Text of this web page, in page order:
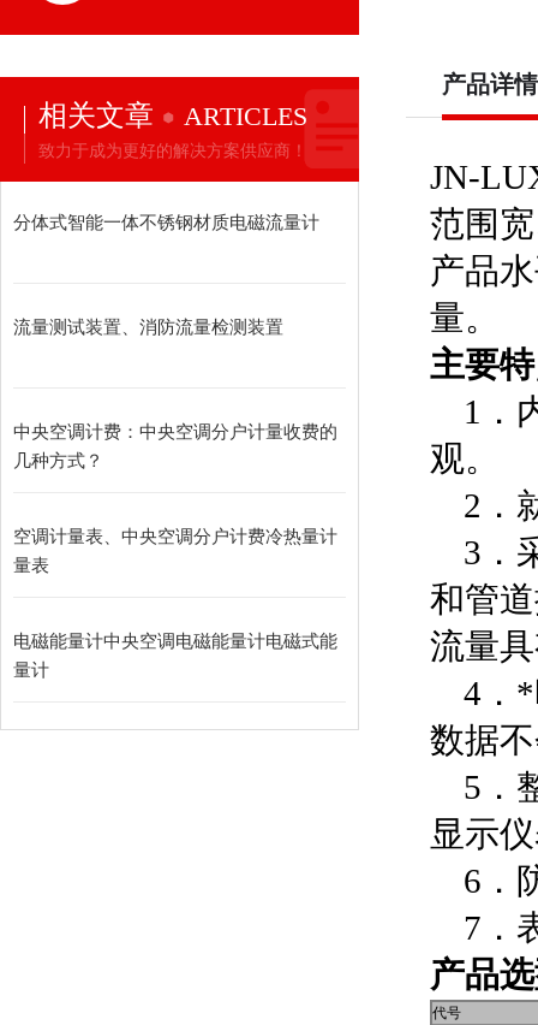
相关文章 ARTICLES
致力于成为更好的解决方案供应商！
分体式智能一体不锈钢材质电磁流量计
流量测试装置、消防流量检测装置
中央空调计费：中央空调分户计量收费的
几种方式？
空调计量表、中央空调分户计费冷热量计
量表
电磁能量计中央空调电磁能量计电磁式能
量计
产品详情
JN-
范围
产品
量。
主要
1．
观。
2．
3．
和管
流量
4．*
数据
5．
显示
6．
7．
产品
代号